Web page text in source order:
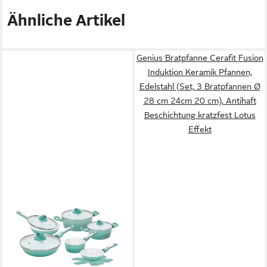
Ähnliche Artikel
Genius Bratpfanne Cerafit Fusion
Induktion Keramik Pfannen,
Edelstahl (Set, 3 Bratpfannen Ø
28 cm 24cm 20 cm), Antihaft
Beschichtung kratzfest Lotus
Effekt